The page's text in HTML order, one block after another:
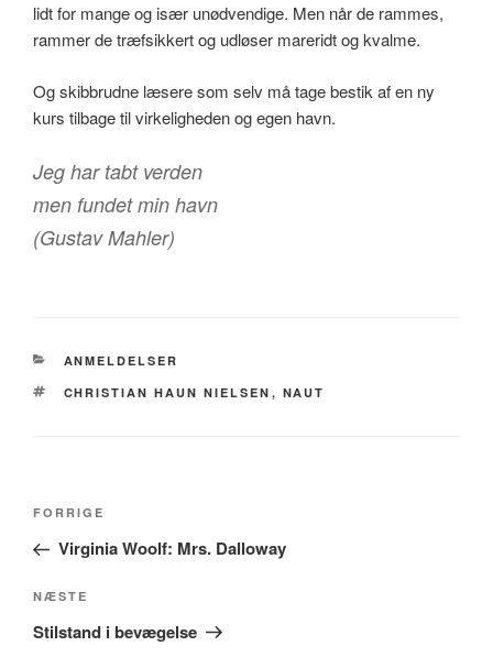
lidt for mange og især unødvendige. Men når de rammes,
rammer de træfsikkert og udløser mareridt og kvalme.
Og skibbrudne læsere som selv må tage bestik af en ny
kurs tilbage til virkeligheden og egen havn.
Jeg har tabt verden
men fundet min havn
(Gustav Mahler)
KATEGORIER
ANMELDELSER
TAGS
CHRISTIAN HAUN NIELSEN , NAUT
Indlægsnavigation
Forrige
indlæg
FORRIGE
Virginia Woolf: Mrs. Dalloway
Næste
indlæg
NÆSTE
Stilstand i bevægelse